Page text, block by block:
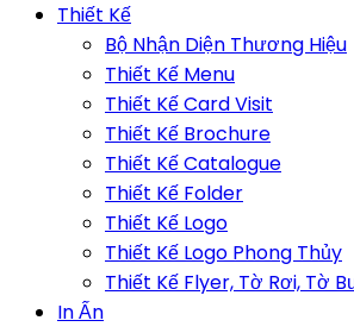
Thiết Kế
Bộ Nhận Diện Thương Hiệu
Thiết Kế Menu
Thiết Kế Card Visit
Thiết Kế Brochure
Thiết Kế Catalogue
Thiết Kế Folder
Thiết Kế Logo
Thiết Kế Logo Phong Thủy
Thiết Kế Flyer, Tờ Rơi, Tờ
In Ấn